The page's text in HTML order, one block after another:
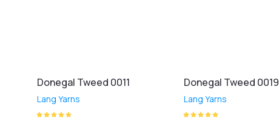
Donegal Tweed 0011
Lang Yarns
Donegal Tweed 0019
Lang Yarns